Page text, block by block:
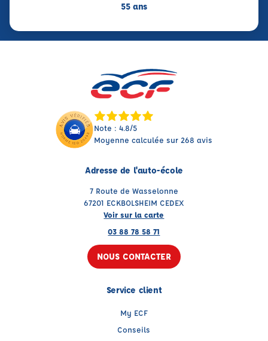
55 ans
Note : 4.8/5
Moyenne calculée sur 268 avis
Adresse de l'auto-école
7 Route de Wasselonne
67201 ECKBOLSHEIM CEDEX
Voir sur la carte
03 88 78 58 71
NOUS CONTACTER
Service client
My ECF
Conseils